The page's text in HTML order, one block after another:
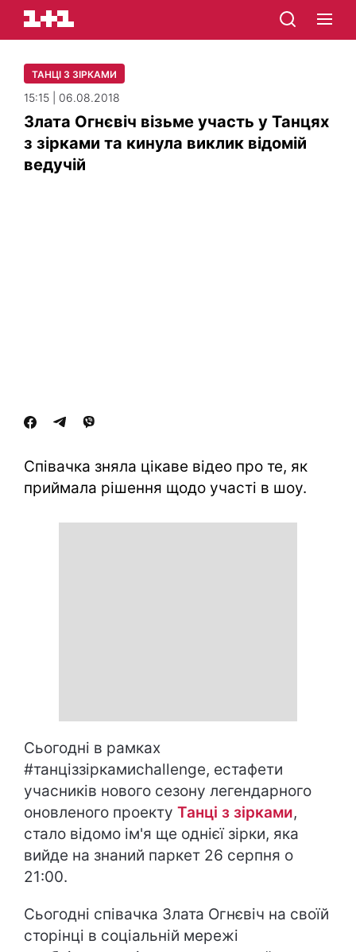
ТАНЦІ З ЗІРКАМИ
15:15 | 06.08.2018
Злата Огнєвіч візьме участь у Танцях
з зірками та кинула виклик відомій
ведучій
Співачка зняла цікаве відео про те, як
приймала рішення щодо участі в шоу.
Сьогодні в рамках
#танціззіркамиchallenge, естафети
учасників нового сезону легендарного
оновленого проекту Танці з зірками,
стало відомо ім'я ще однієї зірки, яка
вийде на знаний паркет 26 серпня о
21:00.
Сьогодні співачка Злата Огнєвіч на своїй
сторінці в соціальній мережі